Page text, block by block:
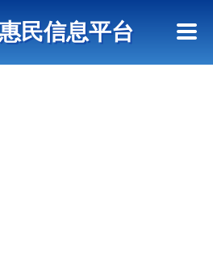
民信息平台